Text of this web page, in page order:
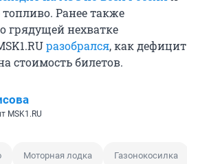
топливо. Ранее также
грядущей нехватке
разобрался, как дефицит
стоимость билетов.
MSK1.RU
Моторная лодка Газонокосилка